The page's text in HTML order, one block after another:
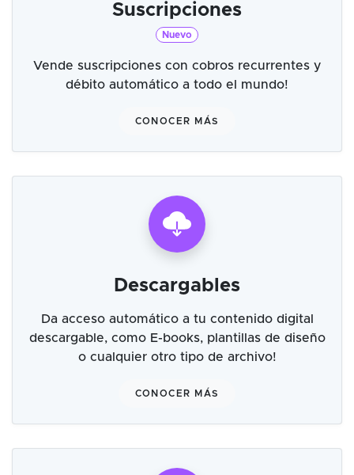
Suscripciones
Nuevo
Vende suscripciones con cobros recurrentes y
débito automático a todo el mundo!
CONOCER MÁS
Descargables
Da acceso automático a tu contenido digital
descargable, como E-books, plantillas de diseño
o cualquier otro tipo de archivo!
CONOCER MÁS